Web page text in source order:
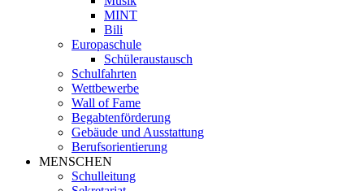
MINT
Bili
Europaschule
Schüleraustausch
Schulfahrten
Wettbewerbe
Wall of Fame
Begabtenförderung
Gebäude und Ausstattung
Berufsorientierung
MENSCHEN
Schulleitung